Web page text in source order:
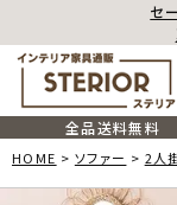
セ
全品送料無料
HOME
ソファー 2人